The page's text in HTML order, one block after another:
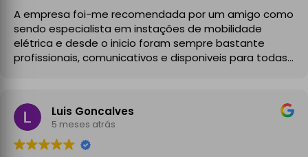
A empresa foi-me recomendada por um amigo como
sendo especialista em instações de mobilidade
elétrica e desde o inicio foram sempre bastante
profissionais, comunicativos e disponiveis para todas
A instalação de tomada reforçada em garagem
partilhada correu na perfeição e nos prazos
combinados, sendo que fizeram toda a limpeza e
explicações necessárias. Recomendado
Luis Goncalves
5 meses atrás